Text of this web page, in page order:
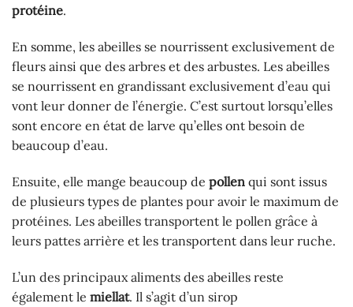
protéine.
En somme, les abeilles se nourrissent exclusivement de
fleurs ainsi que des arbres et des arbustes. Les abeilles
se nourrissent en grandissant exclusivement d’eau qui
vont leur donner de l’énergie. C’est surtout lorsqu’elles
sont encore en état de larve qu’elles ont besoin de
beaucoup d’eau.
Ensuite, elle mange beaucoup de pollen qui sont issus
de plusieurs types de plantes pour avoir le maximum de
protéines. Les abeilles transportent le pollen grâce à
leurs pattes arrière et les transportent dans leur ruche.
L’un des principaux aliments des abeilles reste
également le miellat. Il s’agit d’un sirop